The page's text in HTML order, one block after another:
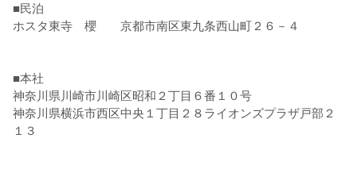
■民泊
ホスタ東寺 櫻 京都市南区東九条西山町２６－４
■本社
神奈川県川崎市川崎区昭和２丁目６番１０号
神奈川県横浜市西区中央１丁目２８ライオンズプラザ戸部２
１３